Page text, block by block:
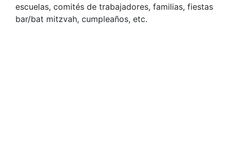
escuelas, comités de trabajadores, familias, fiestas
bar/bat mitzvah, cumpleaños, etc.